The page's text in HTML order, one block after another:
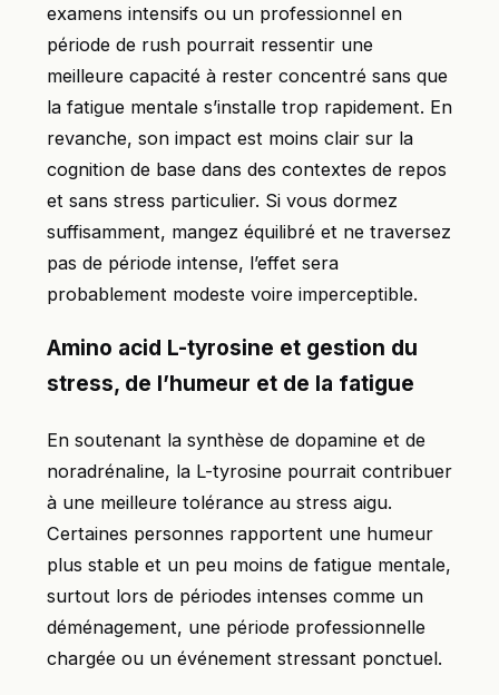
examens intensifs ou un professionnel en
période de rush pourrait ressentir une
meilleure capacité à rester concentré sans que
la fatigue mentale s’installe trop rapidement. En
revanche, son impact est moins clair sur la
cognition de base dans des contextes de repos
et sans stress particulier. Si vous dormez
suffisamment, mangez équilibré et ne traversez
pas de période intense, l’effet sera
probablement modeste voire imperceptible.
Amino acid L-tyrosine et gestion du
stress, de l’humeur et de la fatigue
En soutenant la synthèse de dopamine et de
noradrénaline, la L-tyrosine pourrait contribuer
à une meilleure tolérance au stress aigu.
Certaines personnes rapportent une humeur
plus stable et un peu moins de fatigue mentale,
surtout lors de périodes intenses comme un
déménagement, une période professionnelle
chargée ou un événement stressant ponctuel.